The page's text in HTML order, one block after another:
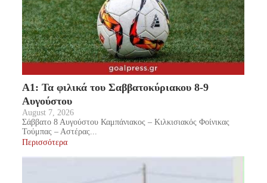
Α1: Τα φιλικά του Σαββατοκύριακου 8-9
Αυγούστου
August 7, 2026
Σάββατο 8 Αυγούστου Καμπάνιακος – Κιλκισιακός Φοίνικας
Τούμπας – Αστέρας...
Περισσότερα